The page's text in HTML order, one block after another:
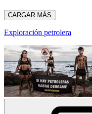
CARGAR MÁS
Exploración petrolera